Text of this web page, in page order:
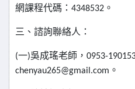
網課程代碼： 4348532 。
三、諮詢聯絡人：
(一)吳成瑤老師， 0953-
chenyau265@gmail.com 。